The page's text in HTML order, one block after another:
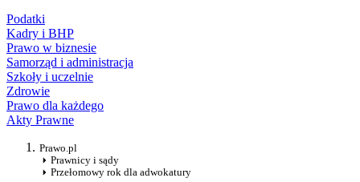
Podatki
Kadry i BHP
Prawo w biznesie
Samorząd i administracja
Szkoły i uczelnie
Zdrowie
Prawo dla każdego
Akty Prawne
Prawo.pl
Prawnicy i sądy
Przełomowy rok dla adwokatury